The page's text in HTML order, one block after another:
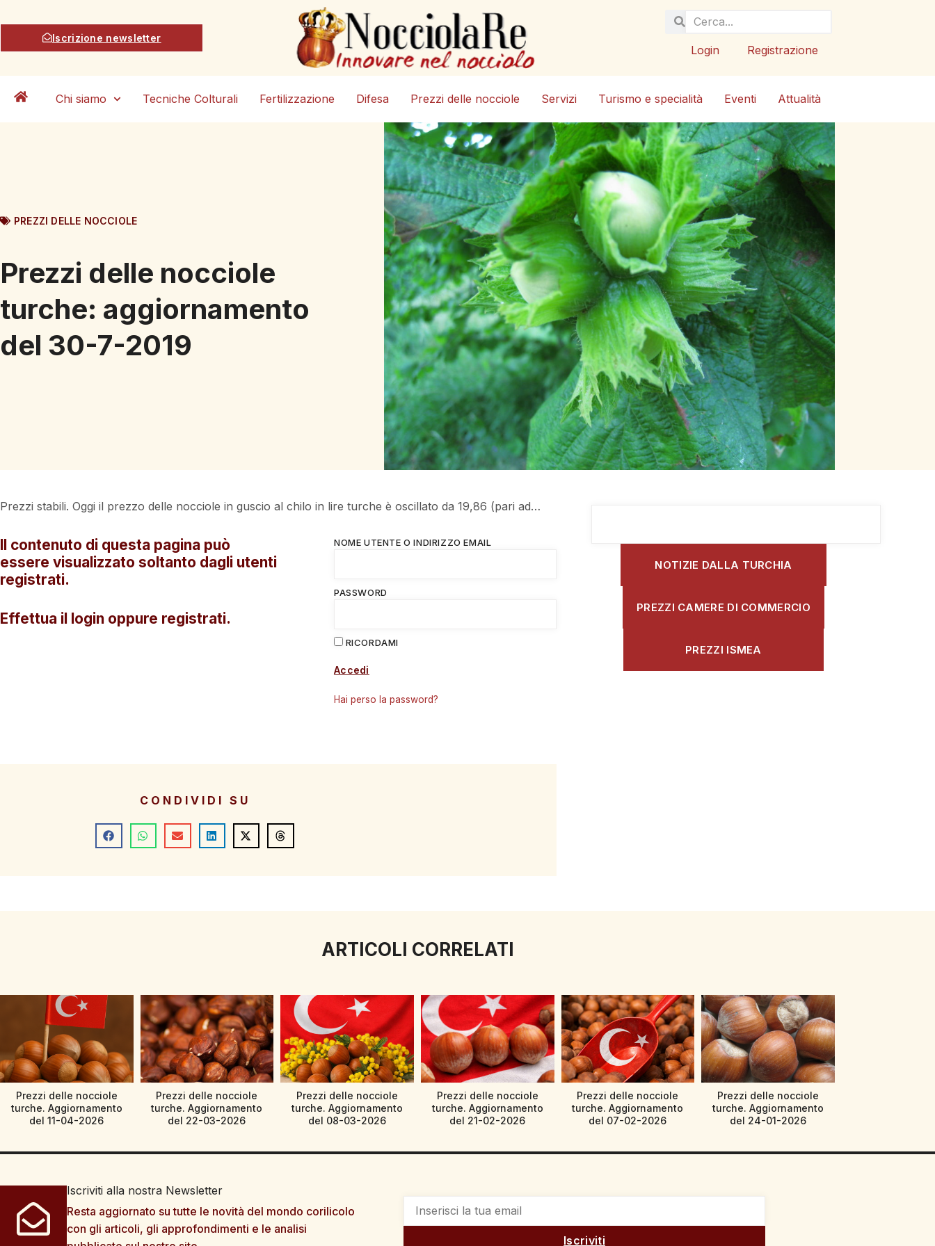
Iscrizione newsletter
Login Registrazione
Chi siamo Tecniche Colturali Fertilizzazione Difesa Prezzi delle nocciole Servizi Turismo e specialità Eventi Attualità
PREZZI DELLE NOCCIOLE
Prezzi delle nocciole
turche: aggiornamento
del 30-7-2019
Prezzi stabili. Oggi il prezzo delle nocciole in guscio al chilo in lire turche è oscillato da 19,86 (pari ad…
Il contenuto di questa pagina può
essere visualizzato soltanto dagli utenti
registrati.
Effettua il login oppure registrati.
NOME UTENTE O INDIRIZZO EMAIL
PASSWORD
RICORDAMI
Accedi
Hai perso la password?
CONDIVIDI SU
NOTIZIE DALLA TURCHIA
PREZZI CAMERE DI COMMERCIO
PREZZI ISMEA
ARTICOLI CORRELATI
Prezzi delle nocciole
turche. Aggiornamento
del 11-04-2026
Prezzi delle nocciole
turche. Aggiornamento
del 22-03-2026
Prezzi delle nocciole
turche. Aggiornamento
del 08-03-2026
Prezzi delle nocciole
turche. Aggiornamento
del 21-02-2026
Prezzi delle nocciole
turche. Aggiornamento
del 07-02-2026
Prezzi delle nocciole
turche. Aggiornamento
del 24-01-2026
Iscriviti alla nostra Newsletter
Resta aggiornato su tutte le novità del mondo corilicolo
con gli articoli, gli approfondimenti e le analisi
Iscriviti